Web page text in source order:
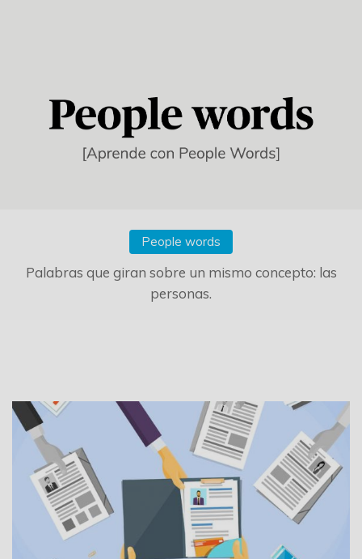
People words
Palabras que giran sobre un mismo concepto: las
personas.